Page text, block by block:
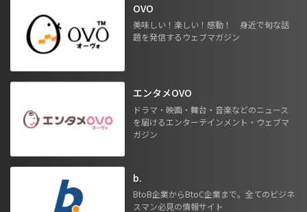
OVO
美味しい！楽しい！感動！ 身近で旬な話
題を発信するウェブマガジン
エンタメOVO
ドラマ・映画・舞台・音楽などのニュース
を届けるエンターテインメント・ウェブマ
ガジン
b.
BtoB企業からBtoC企業まで。全てのビジネ
スマン必見の情報サイト